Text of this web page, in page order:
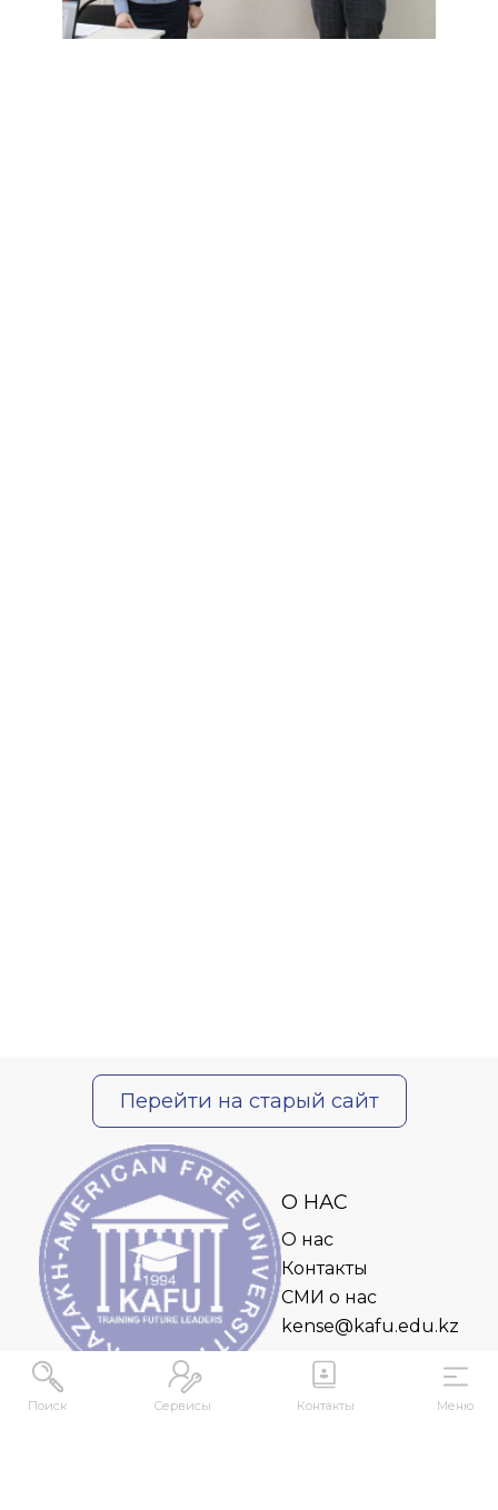
Поиск Сервисы Контакты Меню
Перейти на старый сайт
О НАС
О нас
Контакты
СМИ о нас
kense@kafu.edu.kz